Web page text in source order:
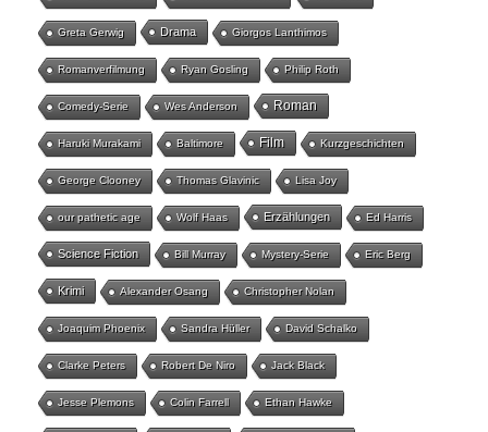
Greta Gerwig Drama Giorgos Lanthimos
Romanverfilmung Ryan Gosling Philip Roth
Comedy-Serie Wes Anderson Roman
Haruki Murakami Baltimore Film Kurzgeschichten
George Clooney Thomas Glavinic Lisa Joy
our pathetic age Wolf Haas Erzählungen Ed Harris
Science Fiction Bill Murray Mystery-Serie Eric Berg
Krimi Alexander Osang Christopher Nolan
Joaquim Phoenix Sandra Hüller David Schalko
Clarke Peters Robert De Niro Jack Black
Jesse Plemons Colin Farrell Ethan Hawke